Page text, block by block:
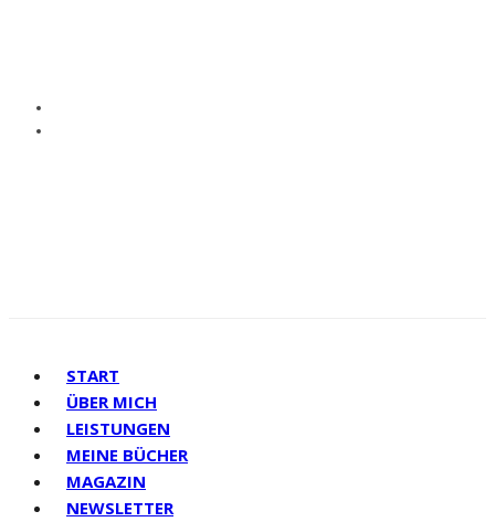
START
ÜBER MICH
LEISTUNGEN
MEINE BÜCHER
MAGAZIN
NEWSLETTER